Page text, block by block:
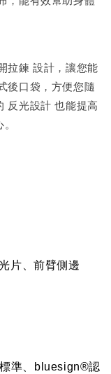
拉鍊 設計，讓您能
後口袋，方便您隨
反光設計 也能提高
片、前臂側邊
準、bluesign®認